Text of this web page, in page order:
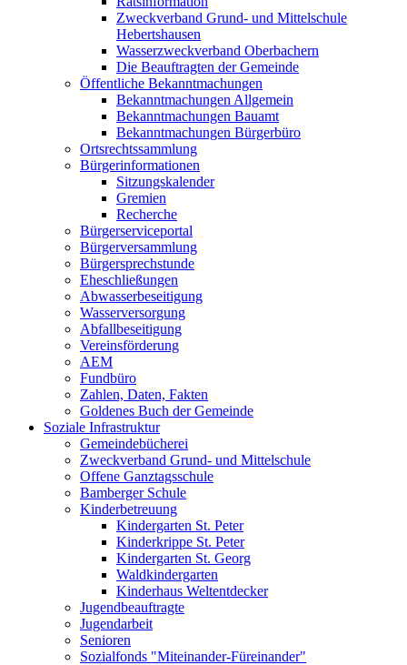
Zweckverband Grund- und Mittelschule
Hebertshausen
Wasserzweckverband Oberbachern
Die Beauftragten der Gemeinde
Öffentliche Bekanntmachungen
Bekanntmachungen Allgemein
Bekanntmachungen Bauamt
Bekanntmachungen Bürgerbüro
Ortsrechtssammlung
Bürgerinformationen
Sitzungskalender
Gremien
Recherche
Bürgerserviceportal
Bürgerversammlung
Bürgersprechstunde
Eheschließungen
Abwasserbeseitigung
Wasserversorgung
Abfallbeseitigung
Vereinsförderung
AEM
Fundbüro
Zahlen, Daten, Fakten
Goldenes Buch der Gemeinde
Soziale Infrastruktur
Gemeindebücherei
Zweckverband Grund- und Mittelschule
Offene Ganztagsschule
Bamberger Schule
Kinderbetreuung
Kindergarten St. Peter
Kinderkrippe St. Peter
Kindergarten St. Georg
Waldkindergarten
Kinderhaus Weltentdecker
Jugendbeauftragte
Jugendarbeit
Senioren
Sozialfonds "Miteinander-Füreinander"